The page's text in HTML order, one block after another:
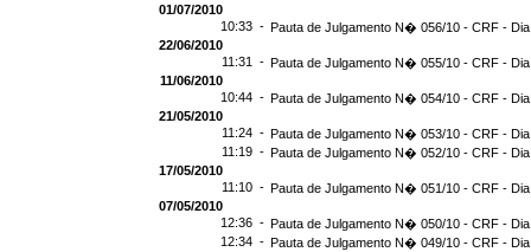
01/07/2010
10:33 - Pauta de Julgamento N� 056/10 - CRF -
22/06/2010
11:31 - Pauta de Julgamento N� 055/10 - CRF -
11/06/2010
10:44 - Pauta de Julgamento N� 054/10 - CRF -
21/05/2010
11:24 - Pauta de Julgamento N� 053/10 - CRF -
11:19 - Pauta de Julgamento N� 052/10 - CRF -
17/05/2010
11:10 - Pauta de Julgamento N� 051/10 - CRF -
07/05/2010
12:36 - Pauta de Julgamento N� 050/10 - CRF -
12:34 - Pauta de Julgamento N� 049/10 - CRF - Dia